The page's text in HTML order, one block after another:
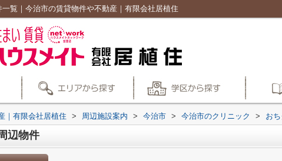
覧｜今治市の賃貸物件や不動産｜有限会社居植住
｜有限会社居植住 > 周辺施設案内 > 今治市 > 今治市のクリニック > お
辺物件